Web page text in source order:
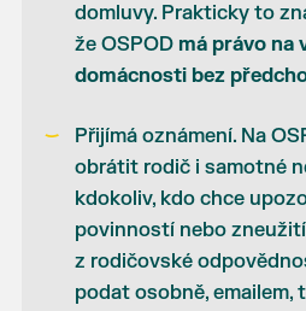
domluvy. Prakticky to
že OSPOD má právo na
domácnosti bez
Přijímá oznámení. Na
obrátit rodič i samotné
kdokoliv, kdo chce
povinností nebo
z rodičovské
podat osobně, emailem,